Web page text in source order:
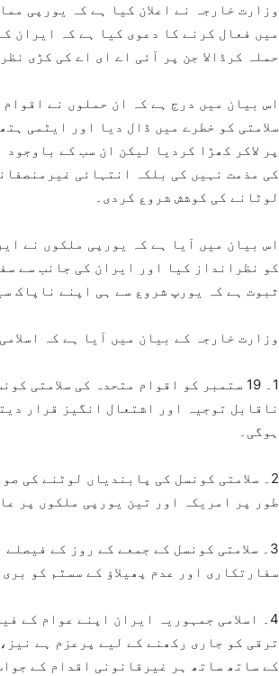
وزارت خارجہ نے اعلان کیا ہے کہ یورپی
میں فعال کرنے کا دعوی کیا ہے کہ ایران
حملہ کرڈالا جن پر آئی اے ای اے کی کڑی
اس بیان میں درج ہے کہ ان حملوں نے
سلامتی کو خطرے میں ڈال دیا اور ایٹمی
پر لاکر کھڑا کردیا لیکن ان سب کے
کی مذمت نہیں کی بلکہ انتہائی
لوٹانے کی کوشش شروع کردی۔
اس بیان میں آیا ہے کہ یورپی ملکوں نے
کو نظرانداز کیا اور ایران کی جانب سے
ثبوت ہے کہ یورپ شروع سے ہی اپنے ناپاک
وزارت خارجہ کے بیان میں آیا ہے کہ
1۔ 19 ستمبر کو اقوام متحدہ کی
ناقابل توجیہ اور اشتعال انگیز قرار
ہوگی۔
2۔ سلامتی کونسل کی پابندیاں لوٹنے کی
طور پر امریکہ اور تین یورپی ملکوں پر
3۔ سلامتی کونسل کے جمعے کے روز کے
سفارتکاری اور عدم پھیلاؤ کے سسٹم کو
4۔ اسلامی جمہوریہ ایران اپنے عوام کے
ترقی کو جاری رکھنے کے لیے پرعزم ہے
کے ساتھ ساتھ ہر غیرقانونی اقدام کے